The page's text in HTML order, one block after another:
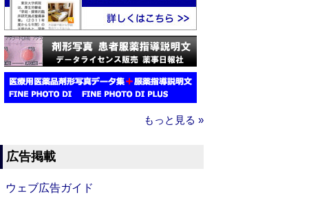
もっと見る »
広告掲載
ウェブ広告ガイド